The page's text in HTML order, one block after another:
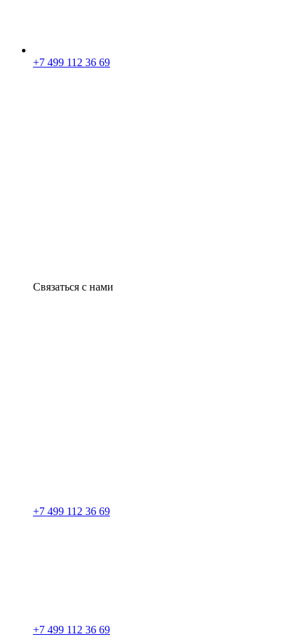
+7 499 112 36 69
Связаться с нами
+7 499 112 36 69
+7 499 112 36 69